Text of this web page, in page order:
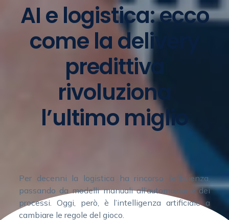
AI e logistica: ecco
come la delivery
predittiva
rivoluziona
l’ultimo miglio
Per decenni la logistica ha rincorso l’efficienza,
passando da modelli manuali all’automazione dei
processi. Oggi, però, è l’intelligenza artificiale a
cambiare le regole del gioco.